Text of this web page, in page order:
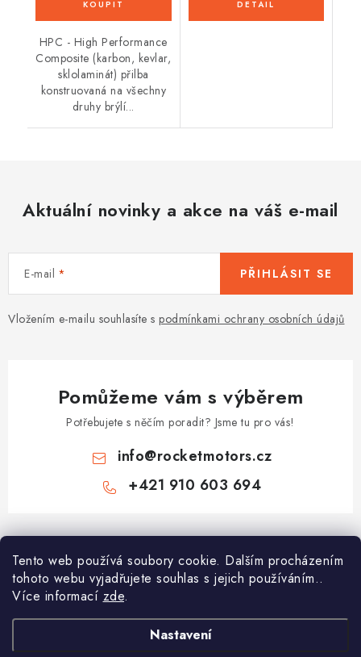
Tento web používá soubory cookie. Dalším procházením
tohoto webu vyjadřujete souhlas s jejich používáním..
Více informací zde.
Nastavení
HPC - High Performance
Composite (karbon, kevlar,
sklolaminát) přilba
konstruovaná na všechny
druhy brýlí...
Aktuální novinky a akce na váš e-mail
E-mail
Vložením e-mailu souhlasíte s podmínkami ochrany osobních údajů
PŘIHLÁSIT SE
Pomůžeme vám s výběrem
Potřebujete s něčím poradit? Jsme tu pro vás!
info@rocketmotors.cz
+421 910 603 694
Z
á
Najdete nás
Informace pro vás